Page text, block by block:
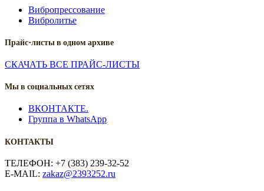
Вибропрессование
Вибролитье
Прайс-листы в одном архиве
СКАЧАТЬ ВСЕ ПРАЙС-ЛИСТЫ
Мы в социальных сетях
ВКОНТАКТЕ.
Группа в WhatsApp
КОНТАКТЫ
ТЕЛЕФОН: +7 (383) 239-32-52
E-MAIL: zakaz@2393252.ru